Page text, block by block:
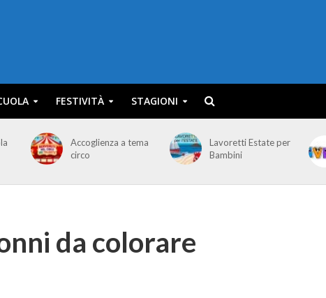
FESTIVITÀ STAGIONI
Accoglienza a tema
circo
Lavoretti Estate per
Bambini
da colorare